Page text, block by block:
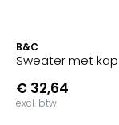
B&C
Sweater met kap
€ 32,64
excl. btw